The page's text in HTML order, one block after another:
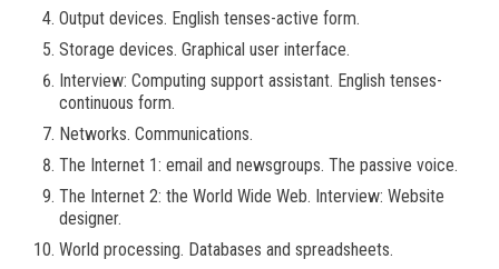
Output devices. English tenses-active form.
Storage devices. Graphical user interface.
Interview: Computing support assistant. English tenses-
continuous form.
Networks. Communications.
The Internet 1: email and newsgroups. The passive voice.
The Internet 2: the World Wide Web. Interview: Website
designer.
World processing. Databases and spreadsheets.